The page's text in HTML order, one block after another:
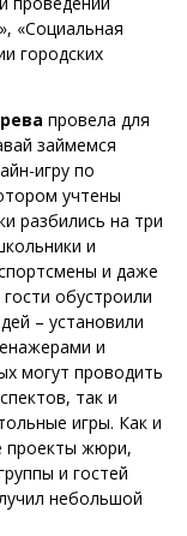
«Социальная
городских
провела для
займемся
игру по
учтены
разбились на три
и
и даже
обустроили
– установили
и
могут проводить
так и
игры. Как и
проекты жюри,
и гостей
небольшой